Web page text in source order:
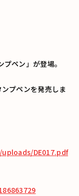
ペン」が登場。
プペンを発売しま
DE017.pdf